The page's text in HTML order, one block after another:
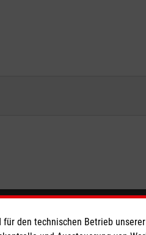
Spendenkonto
den technischen Betrieb